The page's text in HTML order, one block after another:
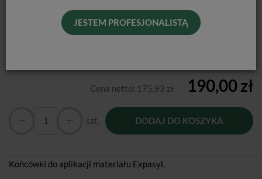
JESTEM PROFESJONALISTĄ
Najniższa cena 30 dni przed zmianą:180,00 zł brutto
Kształt końcówek:
Cena netto: 175,93 zł 190,00 zł
szt. DODAJ DO KOSZYKA
Końcówki do aplikacji materiału Expasyl.